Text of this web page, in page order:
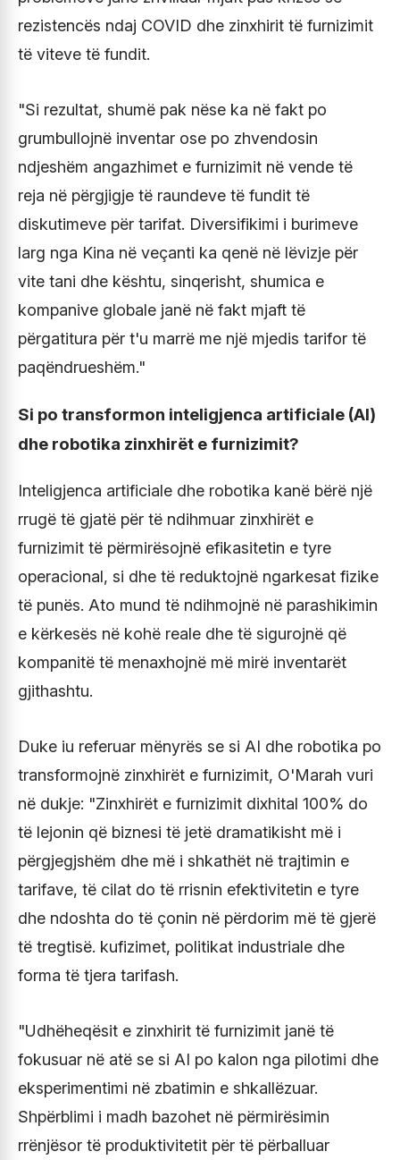
rezistencës ndaj COVID dhe zinxhirit të furnizimit
të viteve të fundit.
"Si rezultat, shumë pak nëse ka në fakt po
grumbullojnë inventar ose po zhvendosin
ndjeshëm angazhimet e furnizimit në vende të
reja në përgjigje të raundeve të fundit të
diskutimeve për tarifat. Diversifikimi i burimeve
larg nga Kina në veçanti ka qenë në lëvizje për
vite tani dhe kështu, sinqerisht, shumica e
kompanive globale janë në fakt mjaft të
përgatitura për t'u marrë me një mjedis tarifor të
paqëndrueshëm."
Si po transformon inteligjenca artificiale (AI)
dhe robotika zinxhirët e furnizimit?
Inteligjenca artificiale dhe robotika kanë bërë një
rrugë të gjatë për të ndihmuar zinxhirët e
furnizimit të përmirësojnë efikasitetin e tyre
operacional, si dhe të reduktojnë ngarkesat fizike
të punës. Ato mund të ndihmojnë në parashikimin
e kërkesës në kohë reale dhe të sigurojnë që
kompanitë të menaxhojnë më mirë inventarët
gjithashtu.
Duke iu referuar mënyrës se si AI dhe robotika po
transformojnë zinxhirët e furnizimit, O'Marah vuri
në dukje: "Zinxhirët e furnizimit dixhital 100% do
të lejonin që biznesi të jetë dramatikisht më i
përgjegjshëm dhe më i shkathët në trajtimin e
tarifave, të cilat do të rrisnin efektivitetin e tyre
dhe ndoshta do të çonin në përdorim më të gjerë
të tregtisë. kufizimet, politikat industriale dhe
forma të tjera tarifash.
"Udhëheqësit e zinxhirit të furnizimit janë të
fokusuar në atë se si AI po kalon nga pilotimi dhe
eksperimentimi në zbatimin e shkallëzuar.
Shpërblimi i madh bazohet në përmirësimin
rrënjësor të produktivitetit për të përballuar